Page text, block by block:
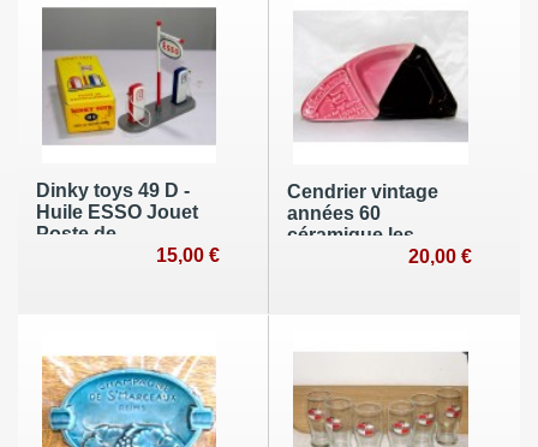
Dinky toys 49 D -
Huile ESSO Jouet
Poste de
ravitaillement Atlas
15,00 €
Cendrier vintage
années 60
céramique les
20,00 €